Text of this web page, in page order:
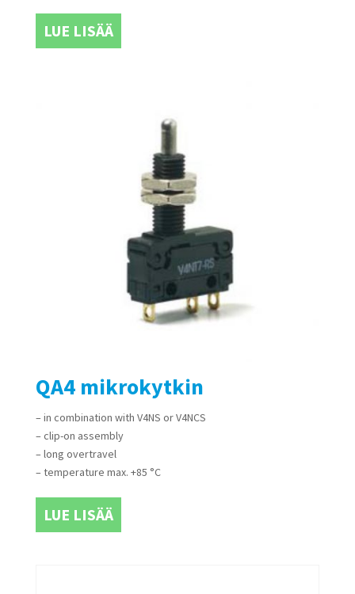
LUE LISÄÄ
QA4 mikrokytkin
– in combination with V4NS or V4NCS
– clip-on assembly
– long overtravel
– temperature max. +85 °C
LUE LISÄÄ